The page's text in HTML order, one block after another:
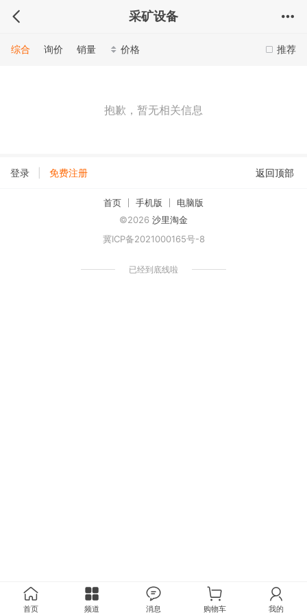
采矿设备
推荐
综合 询价 销量 价格
抱歉，暂无相关信息
登录 免费注册 返回顶部
首页 手机版
电脑版
©2026 沙里淘金
冀ICP备2021000165号-8
已经到底线啦
首页 频道 消息 购物车 我的